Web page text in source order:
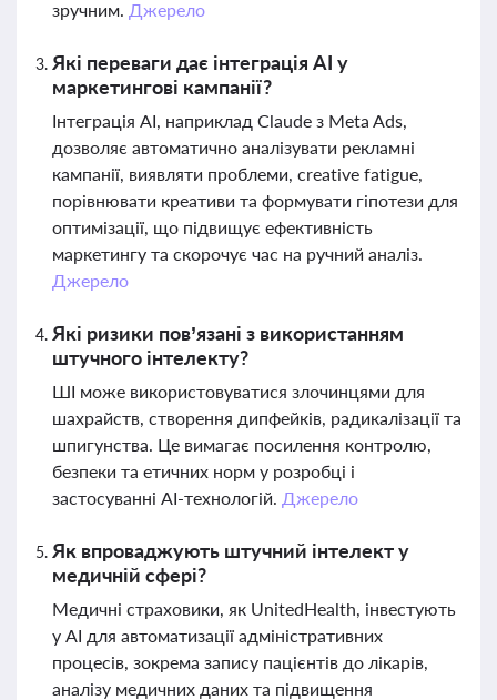
зручним. Джерело
Які переваги дає інтеграція AI у
маркетингові кампанії?
Інтеграція AI, наприклад Claude з Meta Ads,
дозволяє автоматично аналізувати рекламні
кампанії, виявляти проблеми, creative fatigue,
порівнювати креативи та формувати гіпотези для
оптимізації, що підвищує ефективність
маркетингу та скорочує час на ручний аналіз.
Джерело
Які ризики пов’язані з використанням
штучного інтелекту?
ШІ може використовуватися злочинцями для
шахрайств, створення дипфейків, радикалізації та
шпигунства. Це вимагає посилення контролю,
безпеки та етичних норм у розробці і
застосуванні AI-технологій. Джерело
Як впроваджують штучний інтелект у
медичній сфері?
Медичні страховики, як UnitedHealth, інвестують
у AI для автоматизації адміністративних
процесів, зокрема запису пацієнтів до лікарів,
аналізу медичних даних та підвищення